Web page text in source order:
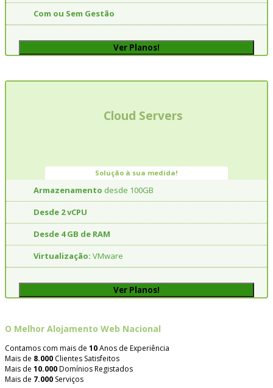
Com ou Sem Gestão
Ver Planos!
Cloud Servers
Solução à sua medida!
Armazenamento desde 100GB
Desde 2 vCPU
Desde 4 GB de RAM
Virtualização: VMware
Ver Planos!
O Melhor Alojamento Web Nacional
Contamos com mais de 10Anos de Experiência
Mais de 8.000 Clientes Satisfeitos
Mais de 10.000Domínios Registados
Mais de 7.000 Serviços